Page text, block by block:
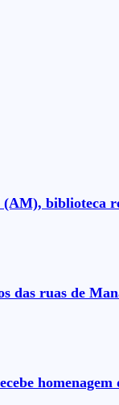
(AM), biblioteca
das ruas de